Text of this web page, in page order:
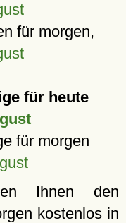
für morgen,
für heute
für morgen
Ihnen den
kostenlos in